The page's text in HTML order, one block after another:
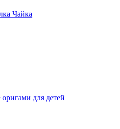
Чайка
для детей